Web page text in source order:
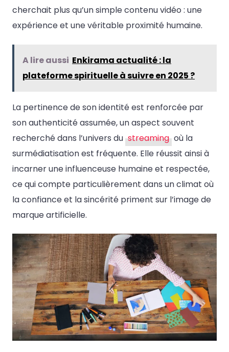
cherchait plus qu’un simple contenu vidéo : une
expérience et une véritable proximité humaine.
A lire aussi Enkirama actualité : la
plateforme spirituelle à suivre en 2025 ?
La pertinence de son identité est renforcée par
son authenticité assumée, un aspect souvent
recherché dans l’univers du streaming où la
surmédiatisation est fréquente. Elle réussit ainsi à
incarner une influenceuse humaine et respectée,
ce qui compte particulièrement dans un climat où
la confiance et la sincérité priment sur l’image de
marque artificielle.